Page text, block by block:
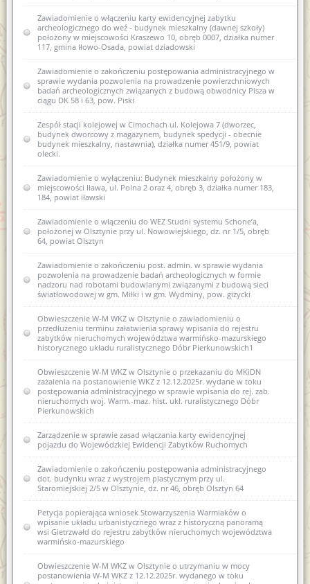
Zawiadomienie o włączeniu do wojewódzkiej ewidencji
zabytków nowej karty ewidencyjnej zabytku archeologicznego
lądowego w wojewódzkiej ewidencji zabytków 13 AZP 26-68/9
Machary
Zawiadomienie o włączeniu do wojewódzkiej ewidencji
zabytków nowej karty ewidencyjnej zabytku archeologicznego
lądowego w wojewódzkiej ewidencji zabytków 14 AZP 26-68/10
Machary
Zawiadomienie o włączeniu do wojewódzkiej ewidencji
zabytków nowej karty ewidencyjnej zabytku archeologicznego
lądowego w wojewódzkiej ewidencji zabytków 14 AZP 26-69/69
Mojtyny
Zawiadomienie o włączeniu do wojewódzkiej ewidencji
zabytków nowej karty ewidencyjnej zabytku archeologicznego
lądowego w wojewódzkiej ewidencji zabytków I AZP 26-68/1
Babięta
Zawiadomienie o włączeniu do wojewódzkiej ewidencji
zabytków nowej karty ewidencyjnej zabytku archeologicznego
lądowego w wojewódzkiej ewidencji zabytków I AZP 13-62/1
Wiewiórki
Zawiadomienie o zamiarze włączenia karty ewidencyjnej
zabytków archeologicznych lądowych do wojewódzkiej
ewidencji zabytków 3 AZP 13-61/10 Piasty Wielkie
Zawiadomienie o zamiarze włączenia karty ewidencyjnej
zabytków archeologicznych lądowych do wojewódzkiej
ewidencji zabytków 7 AZP 19-60/75 Łęgno
Zawiadomienie o zamiarze włączenia karty ewidencyjnej
zabytków archeologicznych lądowych do wojewódzkiej
ewidencji zabytków 28 AZP 19-60/70 Smolajny
Zawiadomienie o włączeniu karty ewidencyjnej zabytku
archeologicznego lądowego do wojewódzkiej ewidencji
zabytków 3 AZP 13-61/10 Piasty Wielkie
Zawiadomienie o włączeniu karty ewidencyjnej zabytku
archeologicznego lądowego do wojewódzkiej ewidencji
zabytków 7 AZP 19-60/75 Łęgno
Zawiadomienie o włączeniu karty ewidencyjnej zabytku
archeologicznego lądowego do wojewódzkiej ewidencji
zabytków 18 AZP 27-66/32 Stare Kiejkuty
Zawiadomienie o sporządzeniu nowej karty ewidencyjnej
zabytku archeologicznego V AZP 25-61/23 Tomaszkowo
Zawiadomienie o zamiarze włączenia karty ewidencyjnej
zabytku archeologicznego do wojewódzkiej ewidencji
Zawiadomienie o włączeniu karty ewidencyjnej zabytku
archeologicznego do weź - budynek mieszkalny (dawnej szkoły)
położony w miejscowości Kraszewo 10, obręb 0007, działka numer
117, gmina Iłowo-Osada, powiat dziadowski
Zawiadomienie o zakończeniu postępowania administracyjnego w
sprawie wydania pozwolenia na prowadzenie powierzchniowych
badań archeologicznych związanych z budową obwodnicy Pisza w
ciągu DK 58 i 63, pow. Piski
Zespół stacji kolejowej w Cimochach ul. Kolejowa 7 (dworzec,
budynek dworcowy z magazynem, budynek spedycji - obecnie
budynek mieszkalny, nastawnia), działka numer 451/9, powiat
olecki.
Zawiadomienie o wyłączeniu: Budynek mieszkalny położony w
miejscowości Iława, ul. Polna 2 oraz 4, obręb 3, działka numer 183,
184, powiat iławski
Zawiadomienie o włączeniu do WEZ Studni systemu Schone’a,
położonej w Olsztynie przy ul. Nowowiejskiego, dz. nr 1/5, obręb
64, powiat Olsztyn
Zawiadomienie o zakończeniu post. admin. w sprawie wydania
pozwolenia na prowadzenie badań archeologicznych w formie
nadzoru nad robotami budowlanymi związanymi z budową sieci
światłowodowej w gm. Miłki i w gm. Wydminy, pow. giżycki
Obwieszczenie W-M WKZ w Olsztynie o zawiadomieniu o
przedłużeniu terminu załatwienia sprawy wpisania do rejestru
zabytków nieruchomych województwa warmińsko-mazurskiego
historycznego układu ruralistycznego Dóbr Pierkunowskich1
Obwieszczenie W-M WKZ w Olsztynie o przekazaniu do MKiDN
zażalenia na postanowienie WKZ z 12.12.2025r. wydane w toku
postępowania administracyjnego w sprawie wpisania do rej. zab.
nieruchomych woj. Warm.-maz. hist. ukł. ruralistycznego Dóbr
Pierkunowskich
Zarządzenie w sprawie zasad włączania karty ewidencyjnej
pojazdu do Wojewódzkiej Ewidencji Zabytków Ruchomych
Zawiadomienie o zakończeniu postępowania administracyjnego
dot. budynku wraz z wystrojem plastycznym przy ul.
Staromiejskiej 2/5 w Olsztynie, dz. nr 46, obręb Olsztyn 64
Petycja popierająca wniosek Stowarzyszenia Warmiaków o
wpisanie układu urbanistycznego wraz z historyczną panoramą
wsi Gietrzwałd do rejestru zabytków nieruchomych województwa
warmińsko-mazurskiego
Obwieszczenie W-M WKZ w Olsztynie o utrzymaniu w mocy
postanowienia W-M WKZ z 12.12.2025r. wydanego w toku